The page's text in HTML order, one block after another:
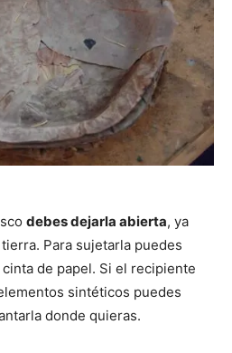
debes dejarla abierta, ya
Para sujetarla puedes
de papel. Si el recipiente
sintéticos puedes
donde quieras.